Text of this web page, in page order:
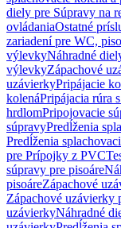
diely pre Súpravy na
ovládaniaOstatné
zariadení pre WC,
výlevkyNáhradné
výlevkyZápachové
uzávierkyPripájacie
kolenáPripájacia rúra
hrdlomPripojovacie
súpravyPredĺženia
Predĺženia
pre Prípojky z PVC
súpravy pre pisoáre
pisoáreZápachové
Zápachové uzávierky
uzávierkyNáhradné